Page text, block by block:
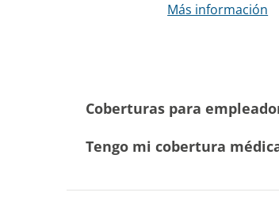
Más información
Coberturas para
Tengo mi cobertura